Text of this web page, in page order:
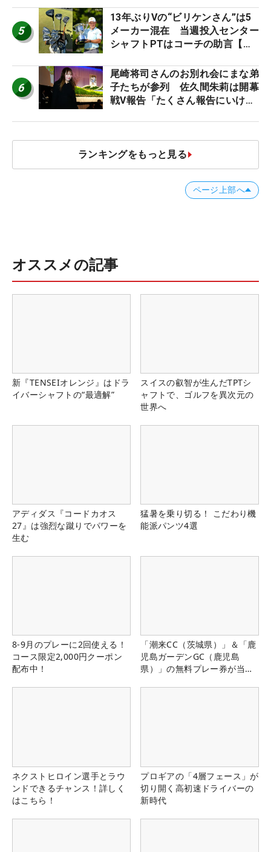
5
13年ぶりVの“ビリケンさん”は5
メーカー混在 当週投入センター
シャフトPTはコーチの助言【勝
6
尾崎将司さんのお別れ会にまな弟
子たちが参列 佐久間朱莉は開幕
戦V報告「たくさん報告にいける
ランキングをもっと見る
ページ上部へ
オススメの記事
新『TENSEIオレンジ』はドラ
イバーシャフトの“最適解”
スイスの叡智が生んだTPTシ
ャフトで、ゴルフを異次元の
世界へ
アディダス『コードカオス
27』は強烈な蹴りでパワーを
生む
猛暑を乗り切る！ こだわり機
能派パンツ4選
8-9月のプレーに2回使える！
コース限定2,000円クーポン
配布中！
「潮来CC（茨城県）」＆「鹿
児島ガーデンGC（鹿児島
県）」の無料プレー券が当た
ネクストヒロイン選手とラウ
ンドできるチャンス！詳しく
はこちら！
プロギアの「4層フェース」が
切り開く高初速ドライバーの
新時代